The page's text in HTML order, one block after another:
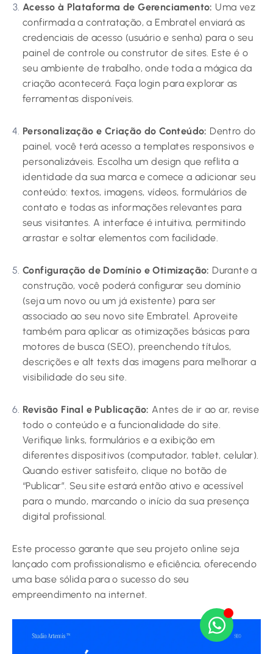
Acesso à Plataforma de Gerenciamento: Uma vez
confirmada a contratação, a Embratel enviará as
credenciais de acesso (usuário e senha) para o seu
painel de controle ou construtor de sites. Este é o
seu ambiente de trabalho, onde toda a mágica da
criação acontecerá. Faça login para explorar as
ferramentas disponíveis.
Personalização e Criação do Conteúdo: Dentro do
painel, você terá acesso a templates responsivos e
personalizáveis. Escolha um design que reflita a
identidade da sua marca e comece a adicionar seu
conteúdo: textos, imagens, vídeos, formulários de
contato e todas as informações relevantes para
seus visitantes. A interface é intuitiva, permitindo
arrastar e soltar elementos com facilidade.
Configuração de Domínio e Otimização: Durante a
construção, você poderá configurar seu domínio
(seja um novo ou um já existente) para ser
associado ao seu novo site Embratel. Aproveite
também para aplicar as otimizações básicas para
motores de busca (SEO), preenchendo títulos,
descrições e alt texts das imagens para melhorar a
visibilidade do seu site.
Revisão Final e Publicação: Antes de ir ao ar, revise
todo o conteúdo e a funcionalidade do site.
Verifique links, formulários e a exibição em
diferentes dispositivos (computador, tablet, celular).
Quando estiver satisfeito, clique no botão de
“Publicar”. Seu site estará então ativo e acessível
para o mundo, marcando o início da sua presença
digital profissional.
Este processo garante que seu projeto online seja
lançado com profissionalismo e eficiência, oferecendo
uma base sólida para o sucesso do seu
empreendimento na internet.